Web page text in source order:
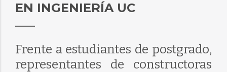
EN INGENIERÍA UC
Frente a estudiantes de postgrado,
representantes de constructoras